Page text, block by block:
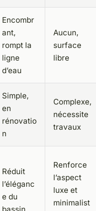
Encombr
ant,
rompt la
ligne
d’eau
Aucun,
surface
libre
Simple,
en
rénovatio
n
Complexe,
nécessite
travaux
Réduit
l’éléganc
e du
bassin
Renforce
l’aspect
luxe et
minimalist